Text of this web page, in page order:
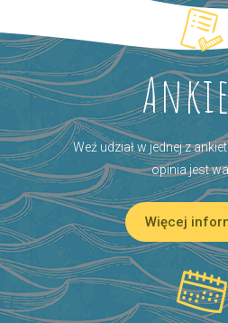
Weź udział w jednej z
opinia jest
Więcej